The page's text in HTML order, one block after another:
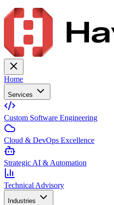
Home
Services
Custom Software Engineering
Cloud & DevOps Excellence
Strategic AI & Automation
Technical Advisory
Industries